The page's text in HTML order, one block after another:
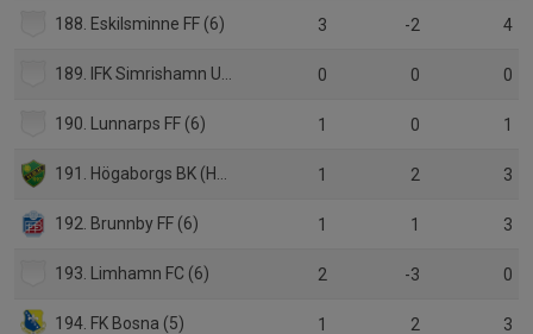
188. Eskilsminne FF (6) 3 -2 4
189. IFK Simrishamn United (5) 0 0 0
190. Lunnarps FF (6) 1 0 1
191. Högaborgs BK (HJ Div.2) 1 2 3
192. Brunnby FF (6) 1 1 3
193. Limhamn FC (6) 2 -3 0
194. FK Bosna (5) 1 2 3